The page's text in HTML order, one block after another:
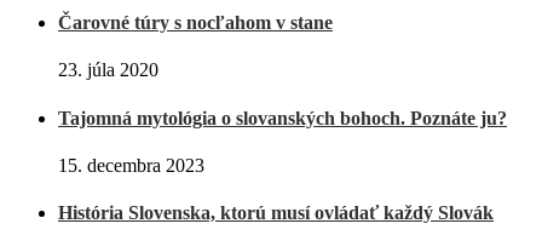
Čarovné túry s nocľahom v stane
23. júla 2020
Tajomná mytológia o slovanských bohoch. Poznáte ju?
15. decembra 2023
História Slovenska, ktorú musí ovládať každý Slovák